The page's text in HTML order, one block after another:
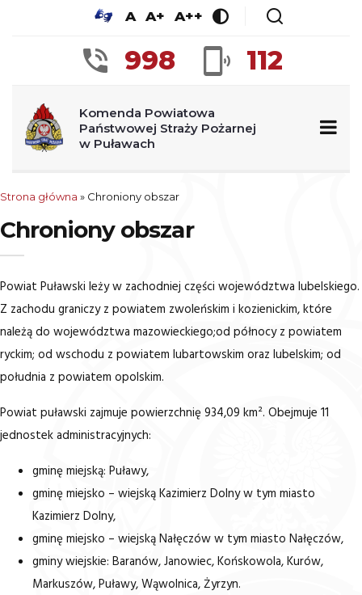
A A+ A++
998 112
Komenda Powiatowa
Państwowej Straży Pożarnej
w Puławach
Strona główna » Chroniony obszar
Chroniony obszar
Powiat Puławski leży w zachodniej części województwa lubelskiego.
Z zachodu graniczy z powiatem zwoleńskim i kozienickim, które
należą do województwa mazowieckiego;od północy z powiatem
ryckim; od wschodu z powiatem lubartowskim oraz lubelskim; od
południa z powiatem opolskim.
Powiat puławski zajmuje powierzchnię 934,09 km². Obejmuje 11
jednostek administracyjnych:
gminę miejską: Puławy,
gminę miejsko – wiejską Kazimierz Dolny w tym miasto
Kazimierz Dolny,
gminę miejsko – wiejską Nałęczów w tym miasto Nałęczów,
gminy wiejskie: Baranów, Janowiec, Końskowola, Kurów,
Markuszów, Puławy, Wąwolnica, Żyrzyn.